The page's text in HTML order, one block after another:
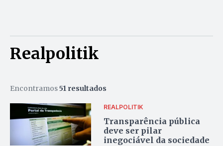
Realpolitik
Encontramos51 resultados
REALPOLITIK
Transparência pública
deve ser pilar
inegociável da sociedade